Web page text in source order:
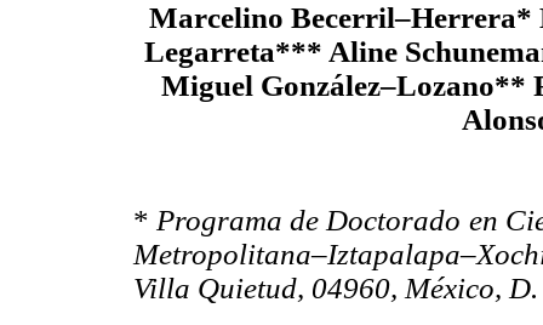
Marcelino Becerril–Herrera*
Legarreta*** Aline
Miguel González–Lozano**
* Programa de Doctorado en
Villa Quietud, 04960, México, D.